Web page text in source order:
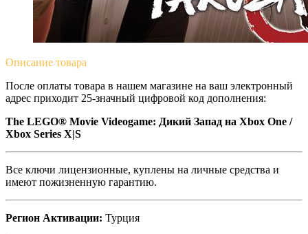
Описание товара
После оплаты товара в нашем магазине на ваш электронный
адрес приходит 25-значный цифровой код дополнения:
The LEGO® Movie Videogame: Дикий Запад на Xbox One /
Xbox Series X|S
Все ключи лицензионные, куплены на личные средства и
имеют пожизненную гарантию.
Регион Активации: Турция